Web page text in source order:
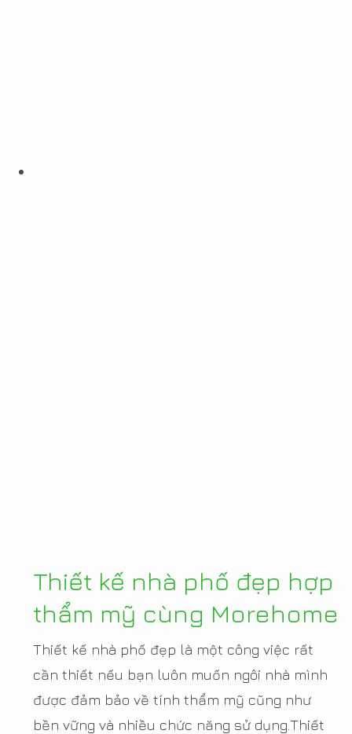
Thiết kế nhà phố đẹp hợp
thẩm mỹ cùng Morehome
Thiết kế nhà phố đẹp là một công việc rất
cần thiết nếu bạn luôn muốn ngôi nhà mình
được đảm bảo về tính thẩm mỹ cũng như
bền vững và nhiều chức năng sử dụng.Thiết